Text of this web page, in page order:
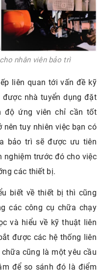
nhân viên bảo trì
liên quan tới vấn đề kỹ
nhà tuyển dụng đặt
độ ứng viên chỉ cần tốt
nên tuy nhiên việc bạn có
bảo trì sẽ được ưu tiên
nghiệm trước đó cho việc
các thiết bị.
biết về thiết bị thì cũng
các công cụ chữa chạy
và hiểu về kỹ thuật liên
được các hệ thống liên
cũng là một yêu cầu
để so sánh đó là điểm